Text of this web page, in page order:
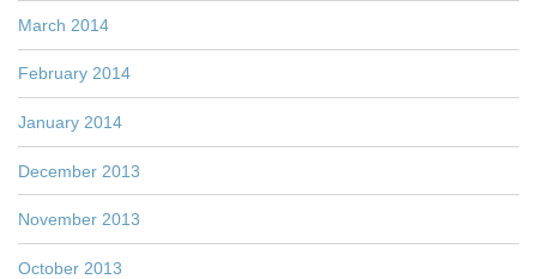
March 2014
February 2014
January 2014
December 2013
November 2013
October 2013